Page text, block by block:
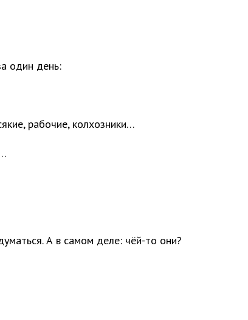
один день:
рабочие, колхозники…
А в самом деле: чёй-то они?